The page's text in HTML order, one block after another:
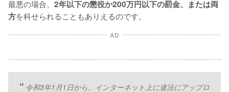
最悪の場合、 2年以下の懲役か200万円以下の罰金、または両
方を科せられることもありえるのです。
AD
令和3年1月1日から、インターネット上に違法にアップロ